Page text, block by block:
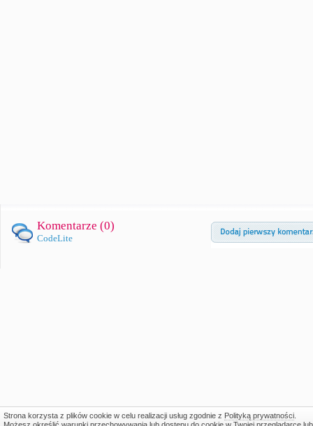
Komentarze (0)
CodeLite
Strona korzysta z plików cookie w celu realizacji usług zgodnie z Polityką prywatności.